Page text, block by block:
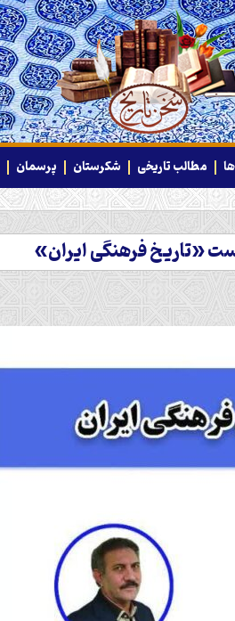
مطالب تاریخی شکرستان پرسمان
«تاریخ فرهنگی ایران»